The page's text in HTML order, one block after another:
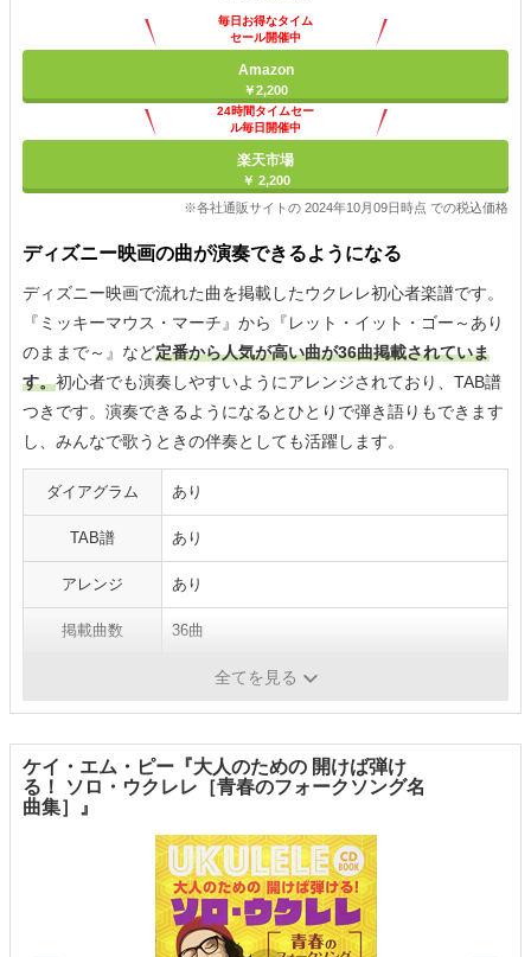
毎日お得なタイム
セール開催中
Amazon
￥2,200
24時間タイムセー
ル毎日開催中
楽天市場
￥ 2,200
※各社通販サイトの 2024年10月09日時点 での税込価格
ディズニー映画の曲が演奏できるようになる
ディズニー映画で流れた曲を掲載したウクレレ初心者楽譜です。
『ミッキーマウス・マーチ』から『レット・イット・ゴー～あり
のままで～』など定番から人気が高い曲が36曲掲載されていま
す。初心者でも演奏しやすいようにアレンジされており、TAB譜
つきです。演奏できるようになるとひとりで弾き語りもできます
し、みんなで歌うときの伴奏としても活躍します。
ダイアグラム あり
TAB譜 あり
アレンジ あり
掲載曲数 36曲
ディズニー全てを見る
ケイ・エム・ピー『大人のための 開けば弾け
る！ ソロ・ウクレレ［青春のフォークソング名
曲集］』